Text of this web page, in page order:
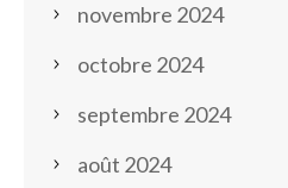
novembre 2024
octobre 2024
septembre 2024
août 2024